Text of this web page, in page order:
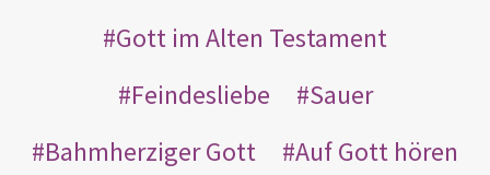
Gott im Alten Testament
Feindesliebe
Sauer
Bahmherziger Gott
Auf Gott hören